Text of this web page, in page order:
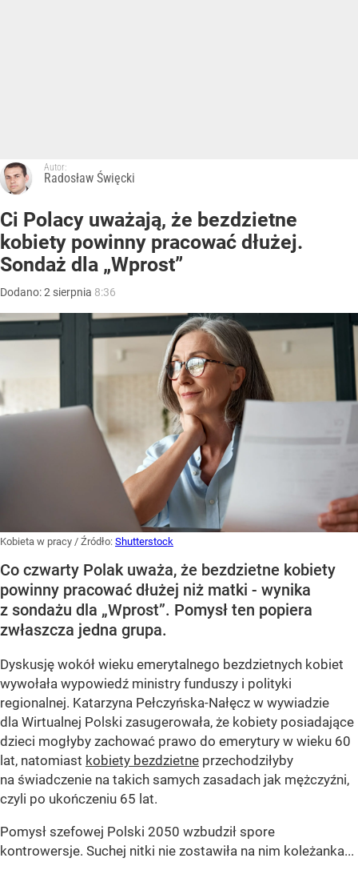
Autor:
Radosław Święcki
Ci Polacy uważają, że bezdzietne
kobiety powinny pracować dłużej.
Sondaż dla „Wprost”
Dodano:2 sierpnia 8:36
Kobieta w pracy / Źródło: Shutterstock
Co czwarty Polak uważa, że bezdzietne kobiety
powinny pracować dłużej niż matki - wynika
z sondażu dla „Wprost”. Pomysł ten popiera
zwłaszcza jedna grupa.
Dyskusję wokół wieku emerytalnego bezdzietnych kobiet
wywołała wypowiedź ministry funduszy i polityki
regionalnej. Katarzyna Pełczyńska-Nałęcz w wywiadzie
dla Wirtualnej Polski zasugerowała, że kobiety posiadające
dzieci mogłyby zachować prawo do emerytury w wieku 60
lat, natomiast kobiety bezdzietne przechodziłyby
na świadczenie na takich samych zasadach jak mężczyźni,
czyli po ukończeniu 65 lat.
Pomysł szefowej Polski 2050 wzbudził spore
kontrowersje. Suchej nitki nie zostawiła na nim koleżanka...